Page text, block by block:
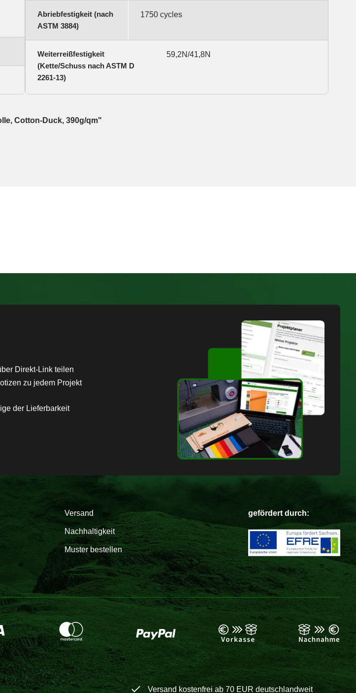
Abriebfestigkeit (nach
ASTM 3884)
1750 cycles
Weiterreißfestigkeit
(Kette/Schuss nach ASTM D
2261-13)
59,2N/41,8N
Cotton-Duck, 390g/qm"
Direkt-Link teilen
zu jedem Projekt
der Lieferbarkeit
Versand
Nachhaltigkeit
Muster bestellen
gefördert durch:
Versand kostenfrei ab 70 EUR deutschlandweit